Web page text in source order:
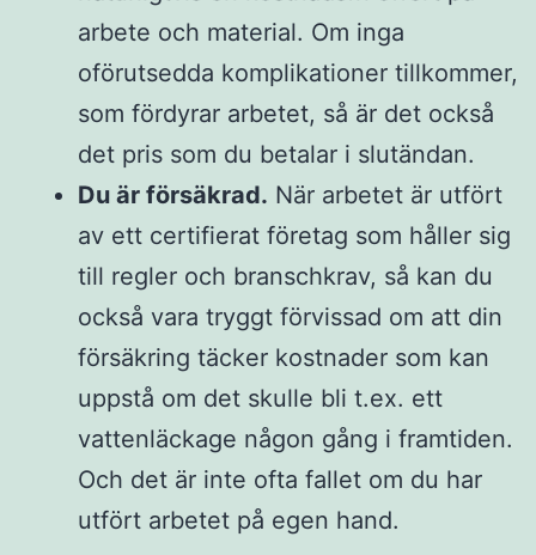
arbete och material. Om inga
oförutsedda komplikationer tillkommer,
som fördyrar arbetet, så är det också
det pris som du betalar i slutändan.
Du är försäkrad. När arbetet är utfört
av ett certifierat företag som håller sig
till regler och branschkrav, så kan du
också vara tryggt förvissad om att din
försäkring täcker kostnader som kan
uppstå om det skulle bli t.ex. ett
vattenläckage någon gång i framtiden.
Och det är inte ofta fallet om du har
utfört arbetet på egen hand.